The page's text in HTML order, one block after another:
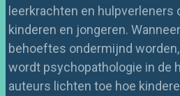
leerkrachten en hulpverleners
kinderen en jongeren.
behoeftes ondermijnd
wordt psychopathologie in de
auteurs lichten toe hoe